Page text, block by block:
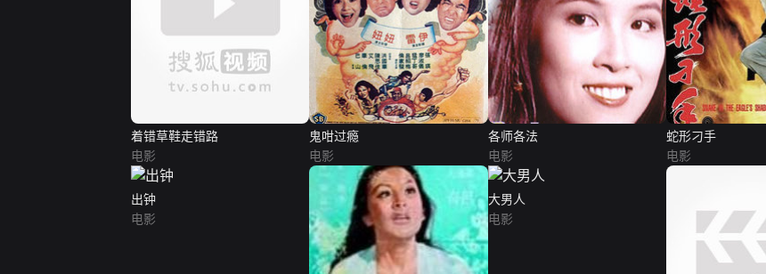
着错草鞋走错路
电影
鬼咁过瘾
电影
各师各法
电影
蛇形刁手
电影
出钟
电影
大男人
电影